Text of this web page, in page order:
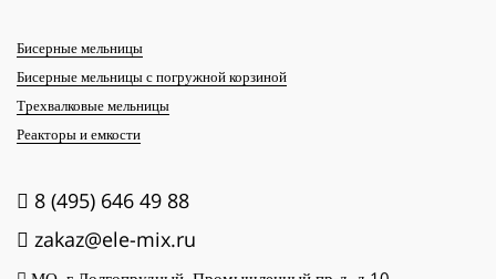
Бисерные мельницы
Бисерные мельницы с погружной корзиной
Трехвалковые мельницы
Реакторы и емкости
8 (495) 646 49 88
zakaz@ele-mix.ru